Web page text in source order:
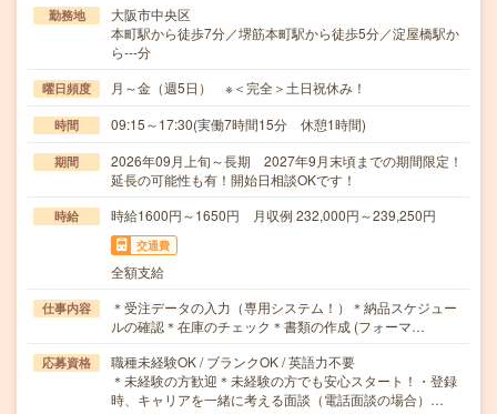
勤務地
大阪市中央区
本町駅から徒歩7分／堺筋本町駅から徒歩5分／淀屋橋駅か
ら---分
曜日頻度 月～金（週5日） ※＜完全＞土日祝休み！
時間 09:15～17:30(実働7時間15分 休憩1時間)
期間
2026年09月上旬～長期 2027年9月末頃までの期間限定！
延長の可能性も有！開始日相談OKです！
時給 時給1600円～1650円 月収例 232,000円～239,250円
交通費
全額支給
仕事内容
＊受注データの入力（専用システム！）＊納品スケジュー
ルの確認＊在庫のチェック＊書類の作成 (フォーマ…
応募資格
職種未経験OK / ブランクOK / 英語力不要
＊未経験の方歓迎＊未経験の方でも安心スタート！・登録
時、キャリアを一緒に考える面談（電話面談の場合）…